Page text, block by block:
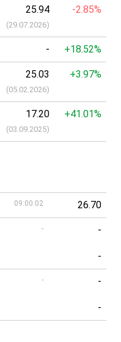
25.94
(29.07.2026)
-2.85%
- +18.52%
25.03
(05.02.2026)
+3.97%
17.20
(03.09.2025)
+41.01%
09:00:02 26.70
- -
-
- -
-